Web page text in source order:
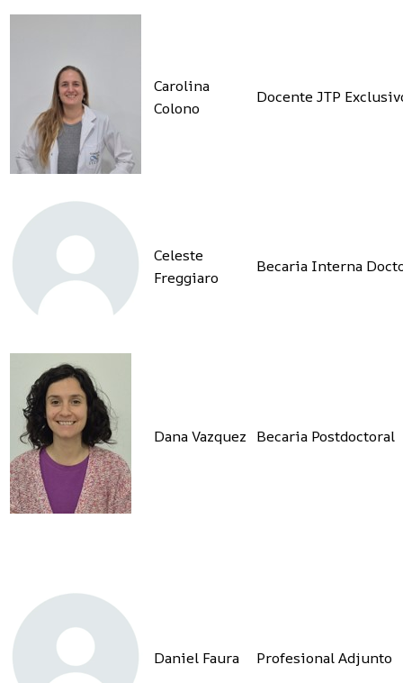
Carolina
Colono
Docente JTP
Celeste
Freggiaro
Becaria Interna
Dana Vazquez Becaria Postdoctoral
Daniel Faura Profesional Adjunto